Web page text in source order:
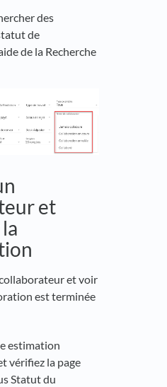
des
de
de la Recherche
et
et voir
est terminée
estimation
vérifiez la page
Statut du